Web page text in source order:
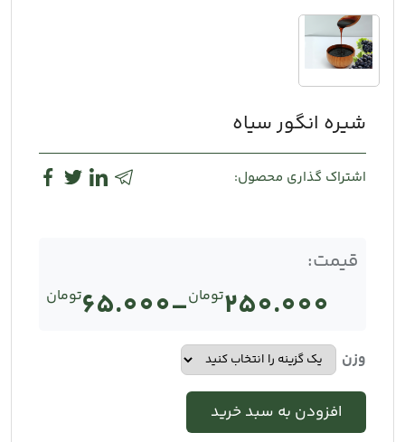
شیره انگور سیاه
اشتراک گذاری محصول:
قیمت:
تومان250.000
– تومان65.000
وزن
افزودن به سبد خرید